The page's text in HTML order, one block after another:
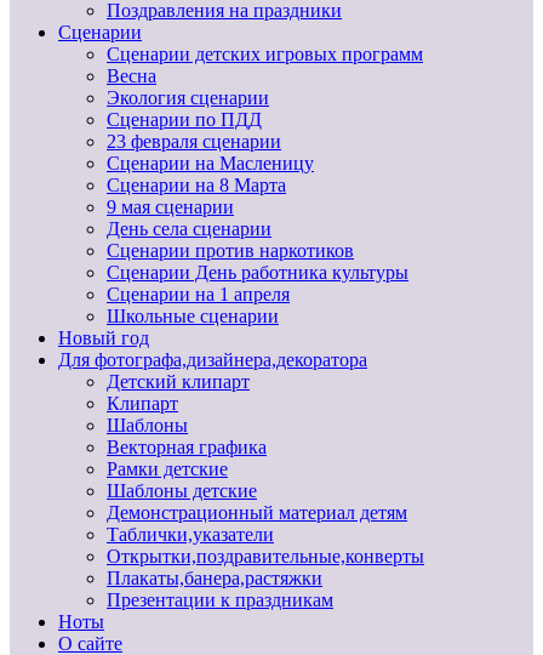
Поздравления на праздники
Сценарии
Сценарии детских игровых программ
Весна
Экология сценарии
Сценарии по ПДД
23 февраля сценарии
Сценарии на Масленицу
Сценарии на 8 Марта
9 мая сценарии
День села сценарии
Сценарии против наркотиков
Сценарии День работника культуры
Сценарии на 1 апреля
Школьные сценарии
Новый год
Для фотографа,дизайнера,декоратора
Детский клипарт
Клипарт
Шаблоны
Векторная графика
Рамки детские
Шаблоны детские
Демонстрационный материал детям
Таблички,указатели
Открытки,поздравительные,конверты
Плакаты,банера,растяжки
Презентации к праздникам
Ноты
О сайте